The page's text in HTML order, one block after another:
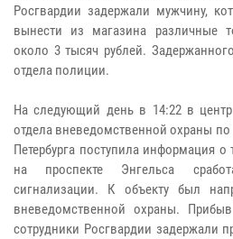
Росгвардии задержали мужчину,
вынести из магазина различные
около 3 тысяч рублей.
отдела полиции.
На следующий день в 14:22 в центр
отдела вневедомственной охраны
Петербурга поступила информация
на проспекте Энгельса
сигнализации. К объекту был
вневедомственной охраны.
сотрудники Росгвардии задержали